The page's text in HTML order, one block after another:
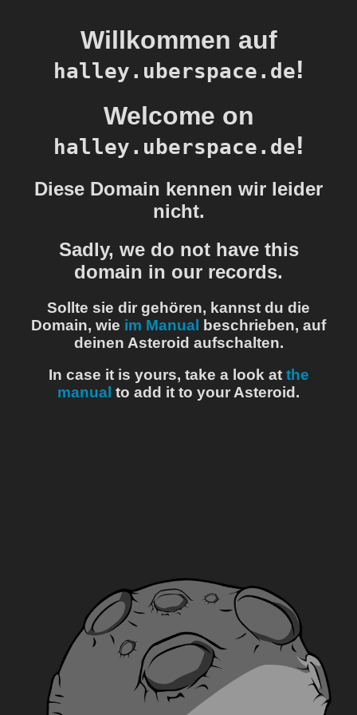
Willkommen auf
halley.uberspace.de!
Welcome on
halley.uberspace.de!
Diese Domain kennen wir leider
nicht.
Sadly, we do not have this
domain in our records.
Sollte sie dir gehören, kannst du die
Domain, wie im Manual beschrieben, auf
deinen Asteroid aufschalten.
In case it is yours, take a look at the
manual to add it to your Asteroid.